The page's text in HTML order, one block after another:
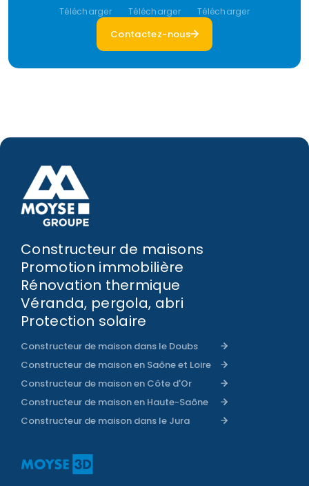
Télécharger Télécharger Télécharger
Contactez-nous
Constructeur de maisons
Promotion immobilière
Rénovation thermique
Véranda, pergola, abri
Protection solaire
Constructeur de maison dans le Doubs
Constructeur de maison en Saône et Loire
Constructeur de maison en Côte d'Or
Constructeur de maison en Haute-Saône
Constructeur de maison dans le Jura